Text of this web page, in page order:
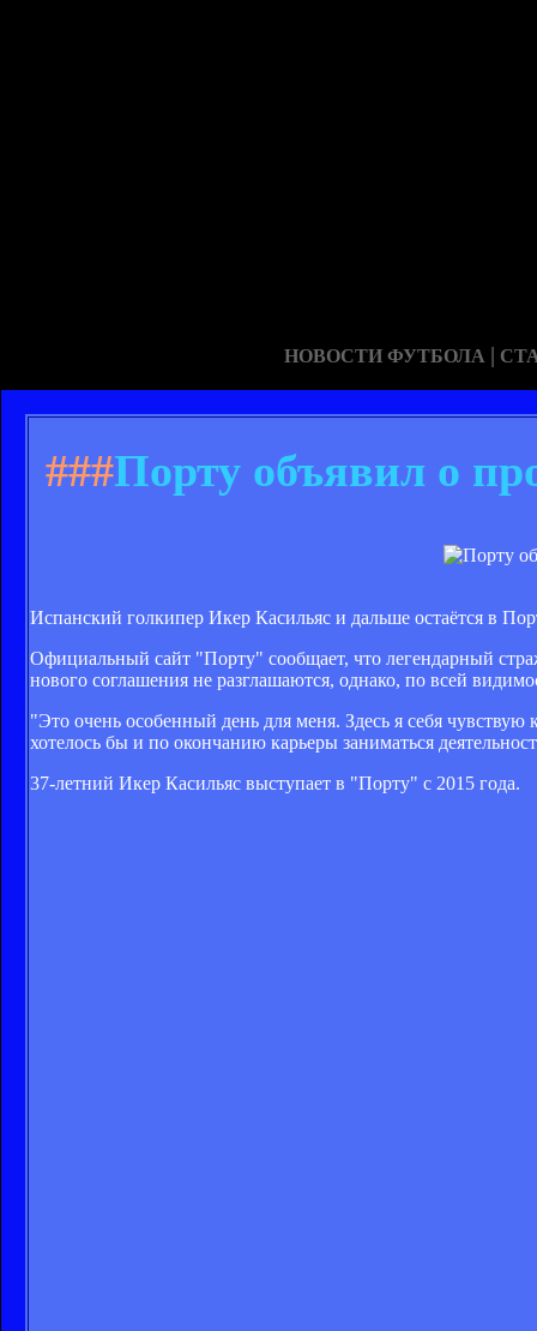
НОВОСТИ ФУТБОЛА |
###Порту объявил о
Испанский голкипер Икер Касильяс и дальше остаётся в
Официальный сайт "Порту" сообщает, что легендарный
нового соглашения не разглашаются, однако, по всей
"Это очень особенный день для меня. Здесь я себя
хотелось бы и по окончанию карьеры заниматься
37-летний Икер Касильяс выступает в "Порту" с 2015 года.